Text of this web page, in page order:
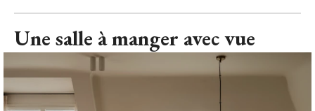
Une salle à manger avec vue